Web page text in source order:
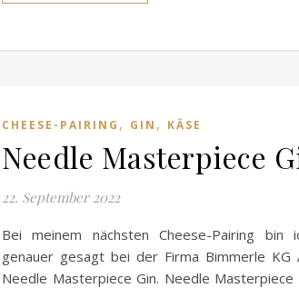
CHEESE-PAIRING , GIN , KÄSE
Needle Masterpiece
22. September 2022
Bei meinem nächsten Cheese-Pairing bin
genauer gesagt bei der Firma Bimmerle KG
Needle Masterpiece Gin. Needle